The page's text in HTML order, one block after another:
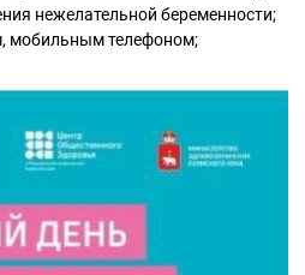
нежелательной беременности;
мобильным телефоном;